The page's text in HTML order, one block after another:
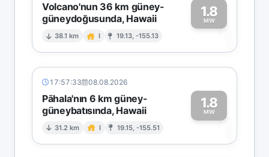
Volcano'nun 36 km güney-
güneydoğusunda, Hawaii
38.1 km I 19.13, -155.13
1.8
MW1
17:57:33 08.08.2026
Pāhala'nın 6 km güney-
güneybatısında, Hawaii
31.2 km I 19.15, -155.51
1.8
MW1